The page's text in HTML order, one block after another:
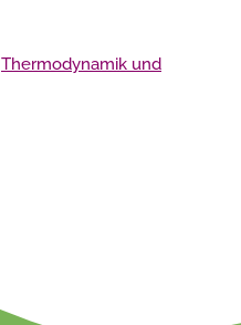
Thermodynamik und